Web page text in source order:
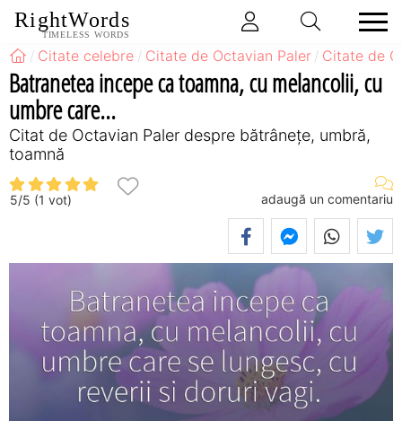
RightWords
TIMELESS WORDS
Citate celebre Citate de Octavian Paler Citate de
Batranetea incepe ca toamna, cu melancolii, cu
umbre care...
Citat de Octavian Paler despre bătrânețe, umbră,
toamnă
5/5 (1 vot) adaugă un comentariu